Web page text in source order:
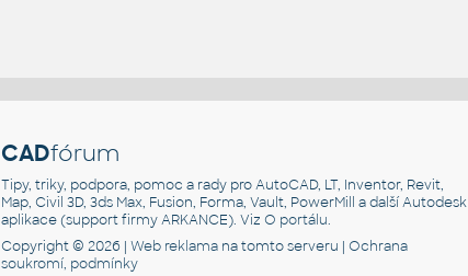
CADfórum
Tipy, triky, podpora, pomoc a rady pro AutoCAD, LT, Inventor, Revit,
Map, Civil 3D, 3ds Max, Fusion, Forma, Vault, PowerMill a další Autodesk
aplikace (support firmy ARKANCE). VizO portálu.
Copyright © 2026 |Web reklama na tomto serveru |Ochrana
soukromí, podmínky